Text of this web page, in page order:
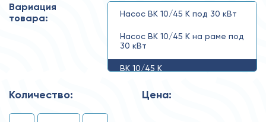
Вариация
товара:
Насос ВК 10/45 К под 30 кВт
Насос ВК 10/45 К на раме под
30 кВт
ВК 10/45 К
Количество: Цена: